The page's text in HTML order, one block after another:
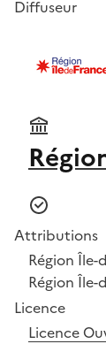
Diffuseur
Attributions
Région Île-
Région Île-
Licence
Licence